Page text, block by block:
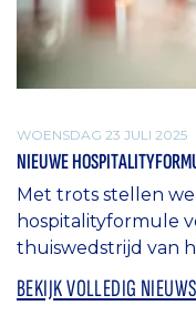
WOENSDAG 23 JULI 2025
NIEUWE
Met trots stellen
hospitalityformule
thuiswedstrijd van
BEKIJK VOLLEDIG